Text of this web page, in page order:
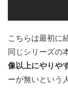
こちらは最初に
同じシリーズの
像以上にやりや
ーが無いという